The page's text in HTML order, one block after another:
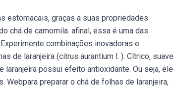
estomacais, graças a suas propriedades
chá de camomila. afinal, essa é uma das
combinações inovadoras e
de laranjeira (citrus aurantium l. ). Cítrico, suave
laranjeira possui efeito antioxidante. Ou seja, ele
Webpara preparar o chá de folhas de laranjeira,